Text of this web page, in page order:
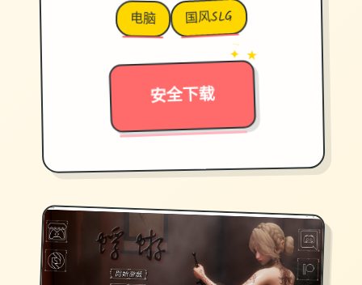
电脑 国风SLG
安全下载
→
✦ ★